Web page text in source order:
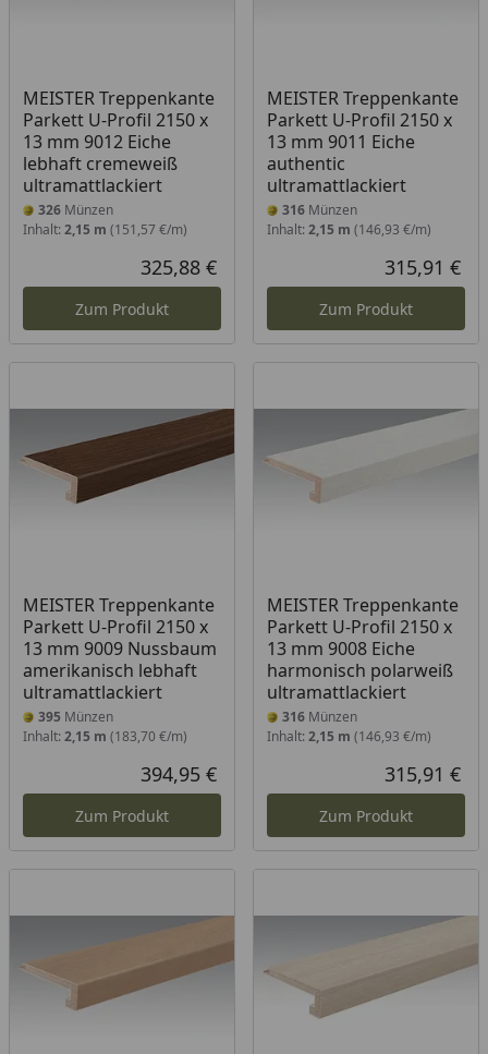
MEISTER Treppenkante
Parkett U-Profil 2150 x
13 mm 9012 Eiche
lebhaft cremeweiß
ultramattlackiert
326 Münzen
Inhalt: 2,15 m (151,57 €/m)
Aktueller Preis
325,88 €
Zum Produkt
MEISTER Treppenkante
Parkett U-Profil 2150 x
13 mm 9011 Eiche
authentic
ultramattlackiert
316Münzen
Inhalt: 2,15 m (146,93 €/m)
315,91 €
Zum Produkt
MEISTER Treppenkante
Parkett U-Profil 2150 x
13 mm 9009 Nussbaum
amerikanisch lebhaft
ultramattlackiert
395 Münzen
Inhalt: 2,15 m (183,70 €/m)
Aktueller Preis
394,95 €
Zum Produkt
MEISTER Treppenkante
Parkett U-Profil 2150 x
13 mm 9008 Eiche
harmonisch polarweiß
ultramattlackiert
316Münzen
Inhalt: 2,15 m (146,93 €/m)
315,91 €
Zum Produkt